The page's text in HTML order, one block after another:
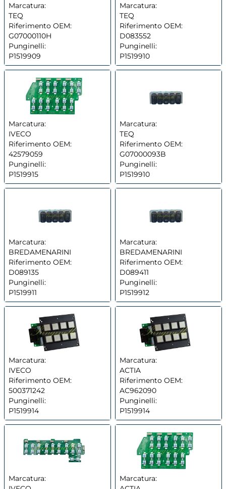
Marcatura:
TEQ
Riferimento OEM:
G07000110H
Punginelli:
P1519909
Marcatura:
TEQ
Riferimento OEM:
D083552
Punginelli:
P1519910
Marcatura:
IVECO
Riferimento OEM:
42579059
Punginelli:
P1519915
Marcatura:
TEQ
Riferimento OEM:
G07000093B
Punginelli:
P1519910
Marcatura:
BREDAMENARINI
Riferimento OEM:
D089135
Punginelli:
P1519911
Marcatura:
BREDAMENARINI
Riferimento OEM:
D089411
Punginelli:
P1519912
Marcatura:
IVECO
Riferimento OEM:
500371242
Punginelli:
P1519914
Marcatura:
ACTIA
Riferimento OEM:
AC962090
Punginelli:
P1519914
Marcatura:
Marcatura: